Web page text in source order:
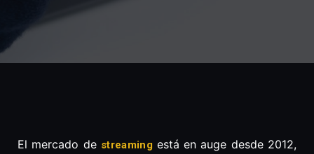
El mercado de streaming está en auge desde 2012,